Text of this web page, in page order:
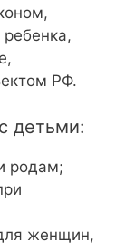
РФ.
детьми:
родам;
женщин,